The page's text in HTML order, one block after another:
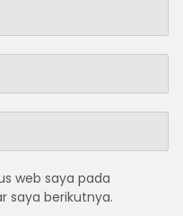
web saya pada
saya berikutnya.